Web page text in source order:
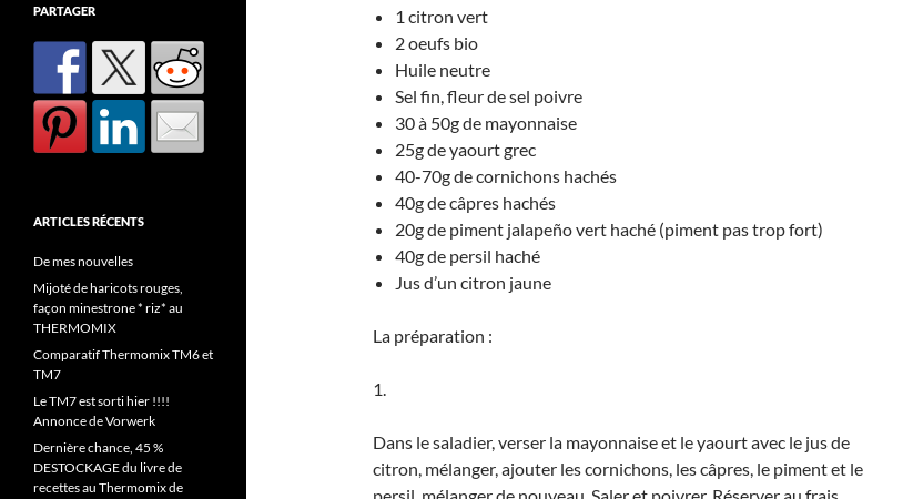
1 citron vert
2 oeufs bio
Huile neutre
Sel fin, fleur de sel poivre
30 à 50g de mayonnaise
25g de yaourt grec
40-70g de cornichons hachés
40g de câpres hachés
20g de piment jalapeño vert haché (piment pas trop fort)
40g de persil haché
Jus d’un citron jaune
La préparation :
1.
Dans le saladier, verser la mayonnaise et le yaourt avec le jus de
citron, mélanger, ajouter les cornichons, les câpres, le piment et le
PARTAGER
ARTICLES RÉCENTS
De mes nouvelles
Mijoté de haricots rouges,
façon minestrone * riz* au
THERMOMIX
Comparatif Thermomix TM6 et
TM7
Le TM7 est sorti hier !!!!
Annonce de Vorwerk
Dernière chance, 45 %
DESTOCKAGE du livre de
recettes au Thermomix de